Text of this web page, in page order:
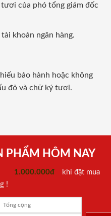
của phó tổng giám đốc
khoản ngân hàng.
bảo hành hoặc không
đỏ và chữ ký tươi.
PHẨM HÔM NAY
1.000.000đ
khi đặt mua
!